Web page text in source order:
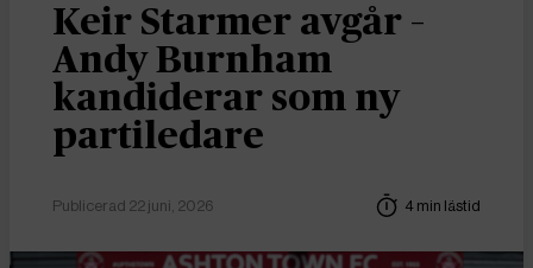
Keir Starmer avgår –
Andy Burnham
kandiderar som ny
partiledare
Publicerad 22 juni, 2026 4 min lästid